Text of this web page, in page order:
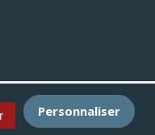
Personnaliser